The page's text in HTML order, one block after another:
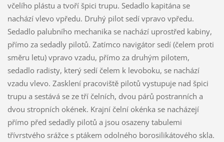
včelího plástu a tvoří špici trupu. Sedadlo kapitána se
nachází vlevo vpředu. Druhý pilot sedí vpravo vpředu.
Sedadlo palubního mechanika se nachází uprostřed kabiny,
přímo za sedadly pilotů. Zatímco navigátor sedí (čelem proti
směru letu) vpravo vzadu, přímo za druhým pilotem,
sedadlo radisty, který sedí čelem k levoboku, se nachází
vzadu vlevo. Zasklení pracoviště pilotů vystupuje nad špici
trupu a sestává se ze tří čelních, dvou párů postranních a
dvou stropních okének. Krajní čelní okénka se nacházejí
přímo před sedadly pilotů a jsou osazeny tabulemi
třívrstvého srážce s ptákem odolného borosilikátového skla.